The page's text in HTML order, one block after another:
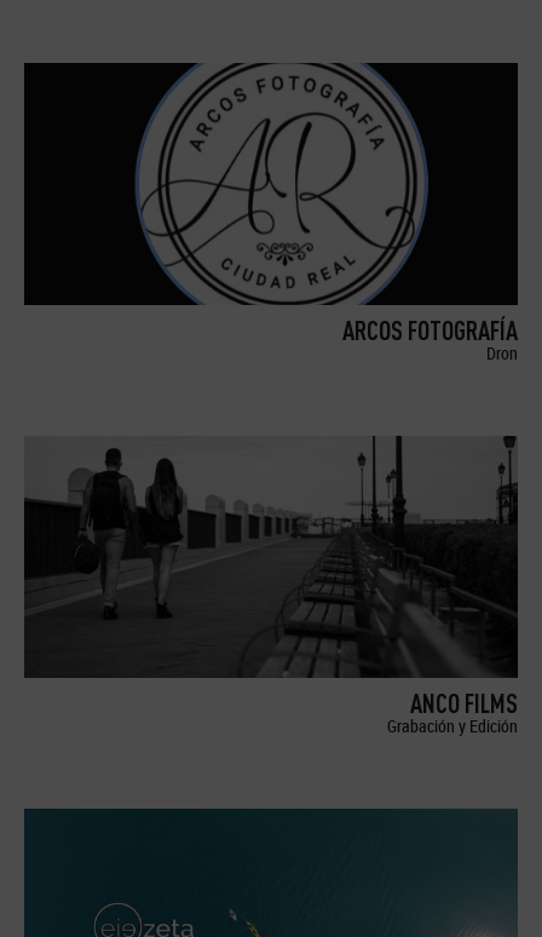
ARCOS FOTOGRAFÍA
Dron
ANCO FILMS
Grabación y Edición